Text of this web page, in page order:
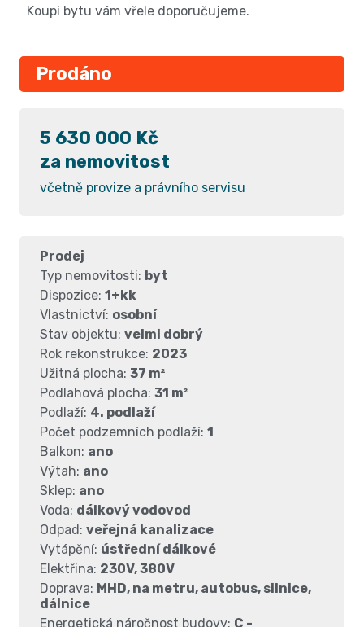
Koupi bytu vám vřele doporučujeme.
Prodáno
5 630 000 Kč
za nemovitost
včetně provize a právního servisu
Prodej
Typ nemovitosti: byt
Dispozice: 1+kk
Vlastnictví: osobní
Stav objektu: velmi dobrý
Rok rekonstrukce: 2023
Užitná plocha: 37 m²
Podlahová plocha: 31 m²
Podlaží: 4. podlaží
Počet podzemních podlaží: 1
Balkon: ano
Výtah: ano
Sklep: ano
Voda: dálkový vodovod
Odpad: veřejná kanalizace
Vytápění: ústřední dálkové
Elektřina: 230V, 380V
Doprava: MHD, na metru, autobus, silnice,
dálnice
Energetická náročnost budovy: C -